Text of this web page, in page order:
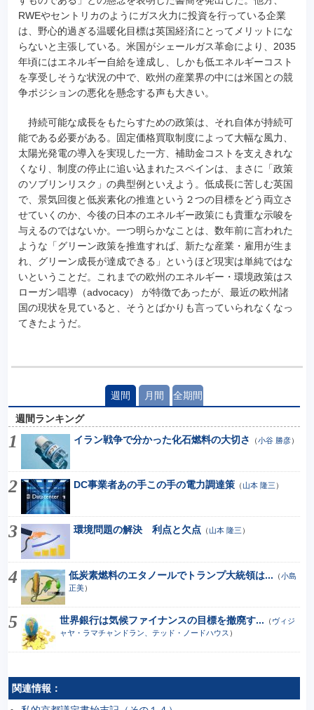
RWEやセントリカのようにガス火力に投資を行っている企業
は、野心的過ぎる温暖化目標は英国経済にとってメリットにな
らないと主張している。米国がシェールガス革命により、2035
年頃にはエネルギー自給を達成し、しかも低エネルギーコスト
を享受しそうな状況の中で、欧州の産業界の中には米国との競
争ポジションの悪化を懸念する声も大きい。
持続可能な成長をもたらすための政策は、それ自体が持続可
能である必要がある。固定価格買取制度によって大幅な風力、
太陽光発電の導入を実現した一方、補助金コストを支えきれな
くなり、制度の停止に追い込まれたスペインは、まさに「政策
のソブリンリスク」の典型例といえよう。低成長に苦しむ英国
で、景気回復と低炭素化の推進という２つの目標をどう両立さ
せていくのか、今後の日本のエネルギー政策にも貴重な示唆を
与えるのではないか。一つ明らかなことは、数年前に言われた
ような「グリーン政策を推進すれば、新たな産業・雇用が生ま
れ、グリーン成長が達成できる」というほど現実は単純ではな
いということだ。これまでの欧州のエネルギー・環境政策はス
ローガン唱導（advocacy） が特徴であったが、最近の欧州諸
国の現状を見ていると、そうとばかりも言っていられなくなっ
てきたようだ。
週間 月間 全期間
週間ランキング
イラン戦争で分かった化石燃料の大切さ
（小谷 勝彦）
DC事業者あの手この手の電力調達策（山本 隆三 ）
環境問題の解決 利点と欠点 （山本 隆三 ）
低炭素燃料のエタノールでトランプ大統領は... （小島
正美）
世界銀行は気候ファイナンスの目標を撤廃す... （ ヴィジ
ャヤ・ラマチャンドラン、テッド・ノードハウス ）
関連情報：